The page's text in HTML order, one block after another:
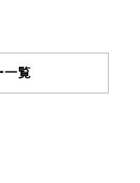
一覧